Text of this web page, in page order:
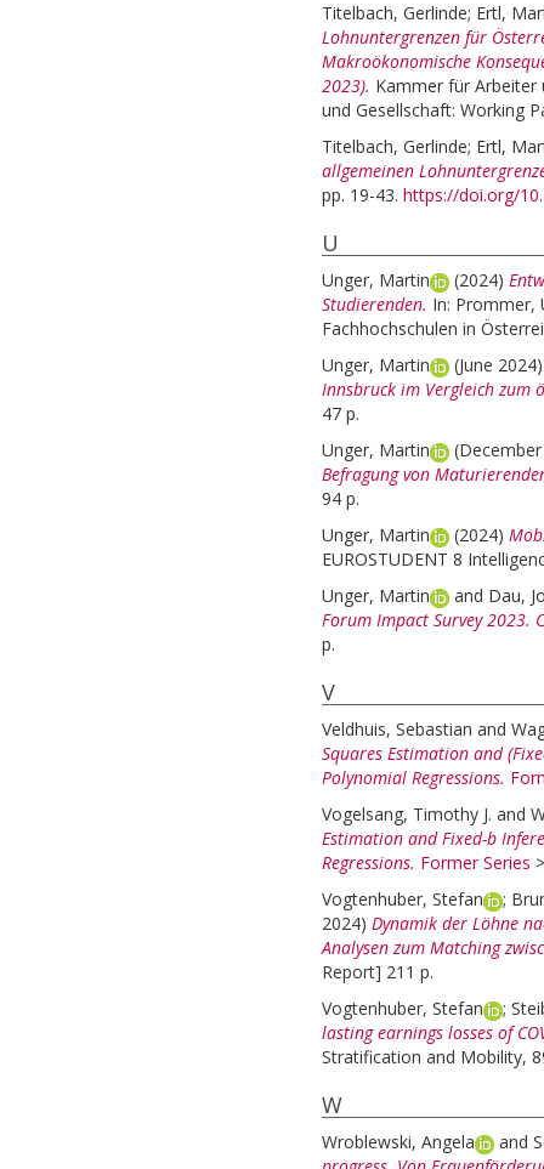
Titelbach, Gerlinde; Ertl,
Lohnuntergrenzen für
Makroökonomische
2023). Kammer für Arbeiter
und Gesellschaft: Working
Titelbach, Gerlinde; Ertl,
allgemeinen
pp. 19-43. https://doi.org/
U
Unger, Martin (2024)
Studierenden. In: Prommer,
Fachhochschulen in
Unger, Martin
(June
Innsbruck im Vergleich zum
47 p.
Unger, Martin
Befragung von
94 p.
Unger, Martin
(2024)
EUROSTUDENT 8
Unger, Martin
and Dau,
Forum Impact Survey 2023.
p.
V
Veldhuis, Sebastian and
Squares Estimation and
Polynomial Regressions.
Vogelsang, Timothy J. and
Estimation and Fixed-b
Regressions. Former Series
Vogtenhuber, Stefan
;
2024) Dynamik der Löhne
Analysen zum Matching
Report] 211 p.
Vogtenhuber, Stefan
;
lasting earnings losses of
Stratification and Mobility,
W
Wroblewski, Angela and